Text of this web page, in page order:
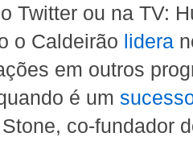
Twitter ou na TV:
o Caldeirão lidera
em outros
é um
co-fundador